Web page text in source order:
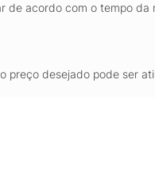
de acordo com o tempo da
preço desejado pode ser